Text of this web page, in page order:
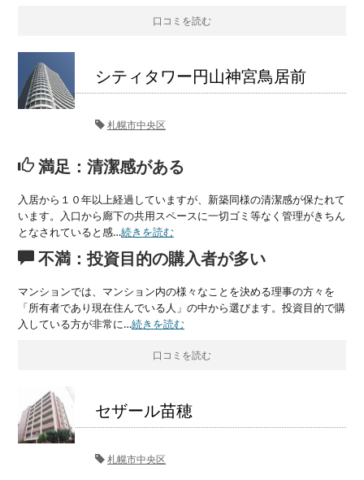
口コミを読む
シティタワー円山神宮鳥居前
札幌市中央区
満足：清潔感がある
入居から１０年以上経過していますが、新築同様の清潔感が保たれて
います。入口から廊下の共用スペースに一切ゴミ等なく管理がきちん
となされていると感…続きを読む
不満：投資目的の購入者が多い
マンションでは、マンション内の様々なことを決める理事の方々を
「所有者であり現在住んでいる人」の中から選びます。投資目的で購
入している方が非常に…続きを読む
口コミを読む
セザール苗穂
札幌市中央区